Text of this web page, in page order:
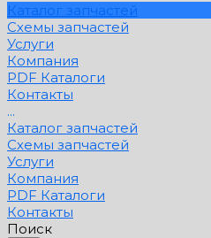
Каталог запчастей
Схемы запчастей
Услуги
Компания
PDF Каталоги
Контакты
...
Каталог запчастей
Схемы запчастей
Услуги
Компания
PDF Каталоги
Контакты
Поиск